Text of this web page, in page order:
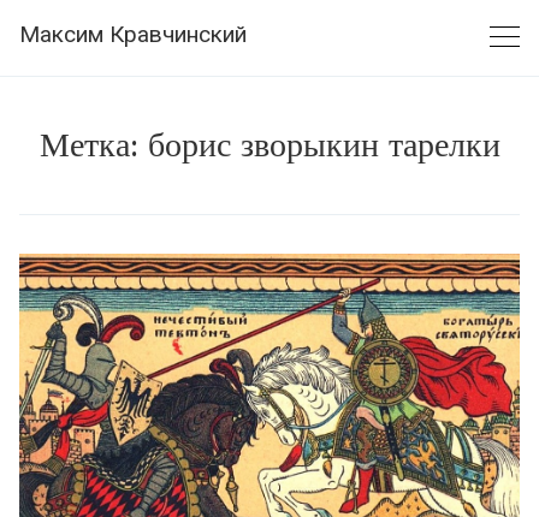
Максим Кравчинский
Метка: борис зворыкин тарелки